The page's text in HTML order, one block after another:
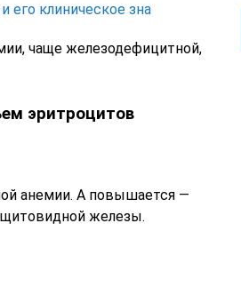
его клиническое зна
чаще железодефицитной,
эритроцитов
анемии. А повышается —
железы.